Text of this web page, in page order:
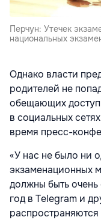
Перчун: Утечек
национальных
Однако власти
родителей не
обещающих
в социальных
время пресс-
«У нас не было ни
экзаменационных
должны быть
год в Telegram и